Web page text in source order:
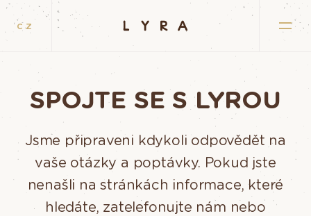
CZ
SPOJTE SE S LYROU
Jsme připraveni kdykoli odpovědět na
vaše otázky a poptávky. Pokud jste
nenašli na stránkách informace, které
hledáte, zatelefonujte nám nebo